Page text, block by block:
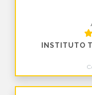
INSTITUTO